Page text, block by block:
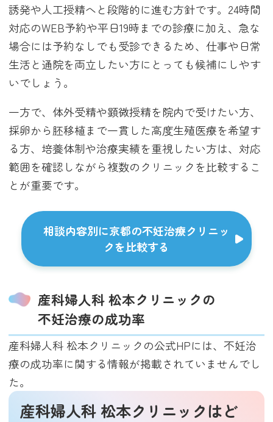
誘発や人工授精へと段階的に進む方針です。24時間
対応のWEB予約や平日19時までの診療に加え、急な
場合には予約なしでも受診できるため、仕事や日常
生活と通院を両立したい方にとっても候補にしやす
いでしょう。
一方で、体外受精や顕微授精を院内で受けたい方、
採卵から胚移植まで一貫した高度生殖医療を希望す
る方、培養体制や治療実績を重視したい方は、対応
範囲を確認しながら複数のクリニックを比較するこ
とが重要です。
相談内容別に京都の不妊治療クリニッ
クを比較する
産科婦人科 松本クリニックの
不妊治療の成功率
産科婦人科 松本クリニックの公式HPには、不妊治
療の成功率に関する情報が掲載されていませんでし
た。
産科婦人科 松本クリニックはど